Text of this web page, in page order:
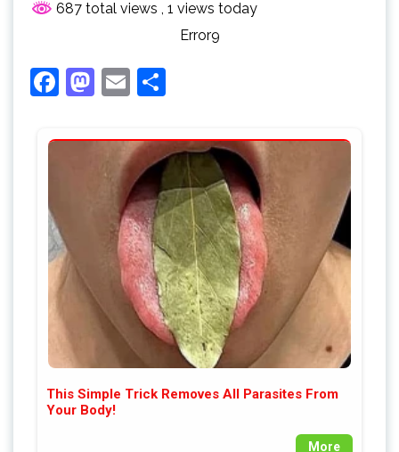
687 total views , 1 views today
Error9
Facebook
Mastodon
Email
This Simple Trick Removes All Parasites From
Your Body!
More